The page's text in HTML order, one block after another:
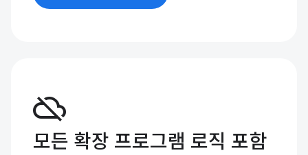
cloud_off
모든 확장 프로그램 로직 포함